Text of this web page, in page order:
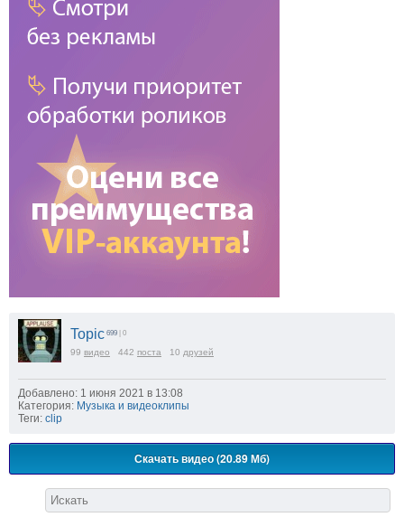
Topic 699 | 0
99 видео 442 поста 10 друзей
Добавлено: 1 июня 2021 в 13:08
Категория: Музыка и видеоклипы
Теги: clip
Скачать видео (20.89 Мб)